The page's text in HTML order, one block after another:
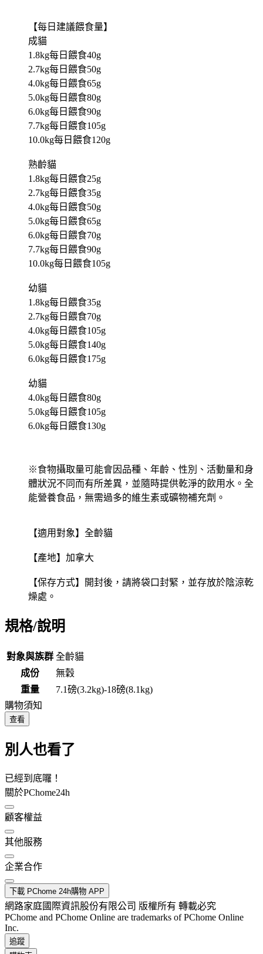
【每日建議餵食量】
成貓
1.8kg每日餵食40g
2.7kg每日餵食50g
4.0kg每日餵食65g
5.0kg每日餵食80g
6.0kg每日餵食90g
7.7kg每日餵食105g
10.0kg每日餵食120g
熟齡貓
1.8kg每日餵食25g
2.7kg每日餵食35g
4.0kg每日餵食50g
5.0kg每日餵食65g
6.0kg每日餵食70g
7.7kg每日餵食90g
10.0kg每日餵食105g
幼貓
1.8kg每日餵食35g
2.7kg每日餵食70g
4.0kg每日餵食105g
5.0kg每日餵食140g
6.0kg每日餵食175g
幼貓
4.0kg每日餵食80g
5.0kg每日餵食105g
6.0kg每日餵食130g
※食物攝取量可能會因品種、年齡、性別、活動量和身
體狀況不同而有所差異，並隨時提供乾淨的飲用水。全
能營養食品，無需過多的維生素或礦物補充劑。
【適用對象】全齡貓
【產地】加拿大
【保存方式】開封後，請將袋口封緊，並存放於陰涼乾
燥處。
規格/說明
對象與族群 全齡貓
成份
無穀
重量
7.1磅(3.2kg)-18磅(8.1kg)
購物須知
查看
別人也看了
已經到底囉！
關於PChome24h
顧客權益
其他服務
企業合作
下載 PChome 24h購物 APP
網路家庭國際資訊股份有限公司 版權所有 轉載必究
PChome and PChome Online are trademarks of PChome Online
Inc.
追蹤